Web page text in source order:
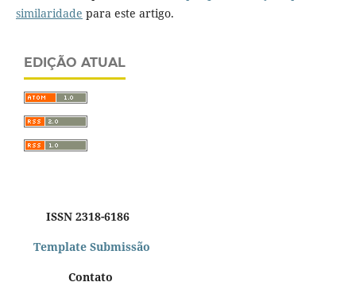
similaridade para este artigo.
EDIÇÃO ATUAL
ISSN 2318-6186
Template Submissão
Contato